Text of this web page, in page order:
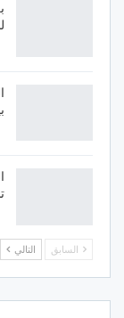
السابق التالي